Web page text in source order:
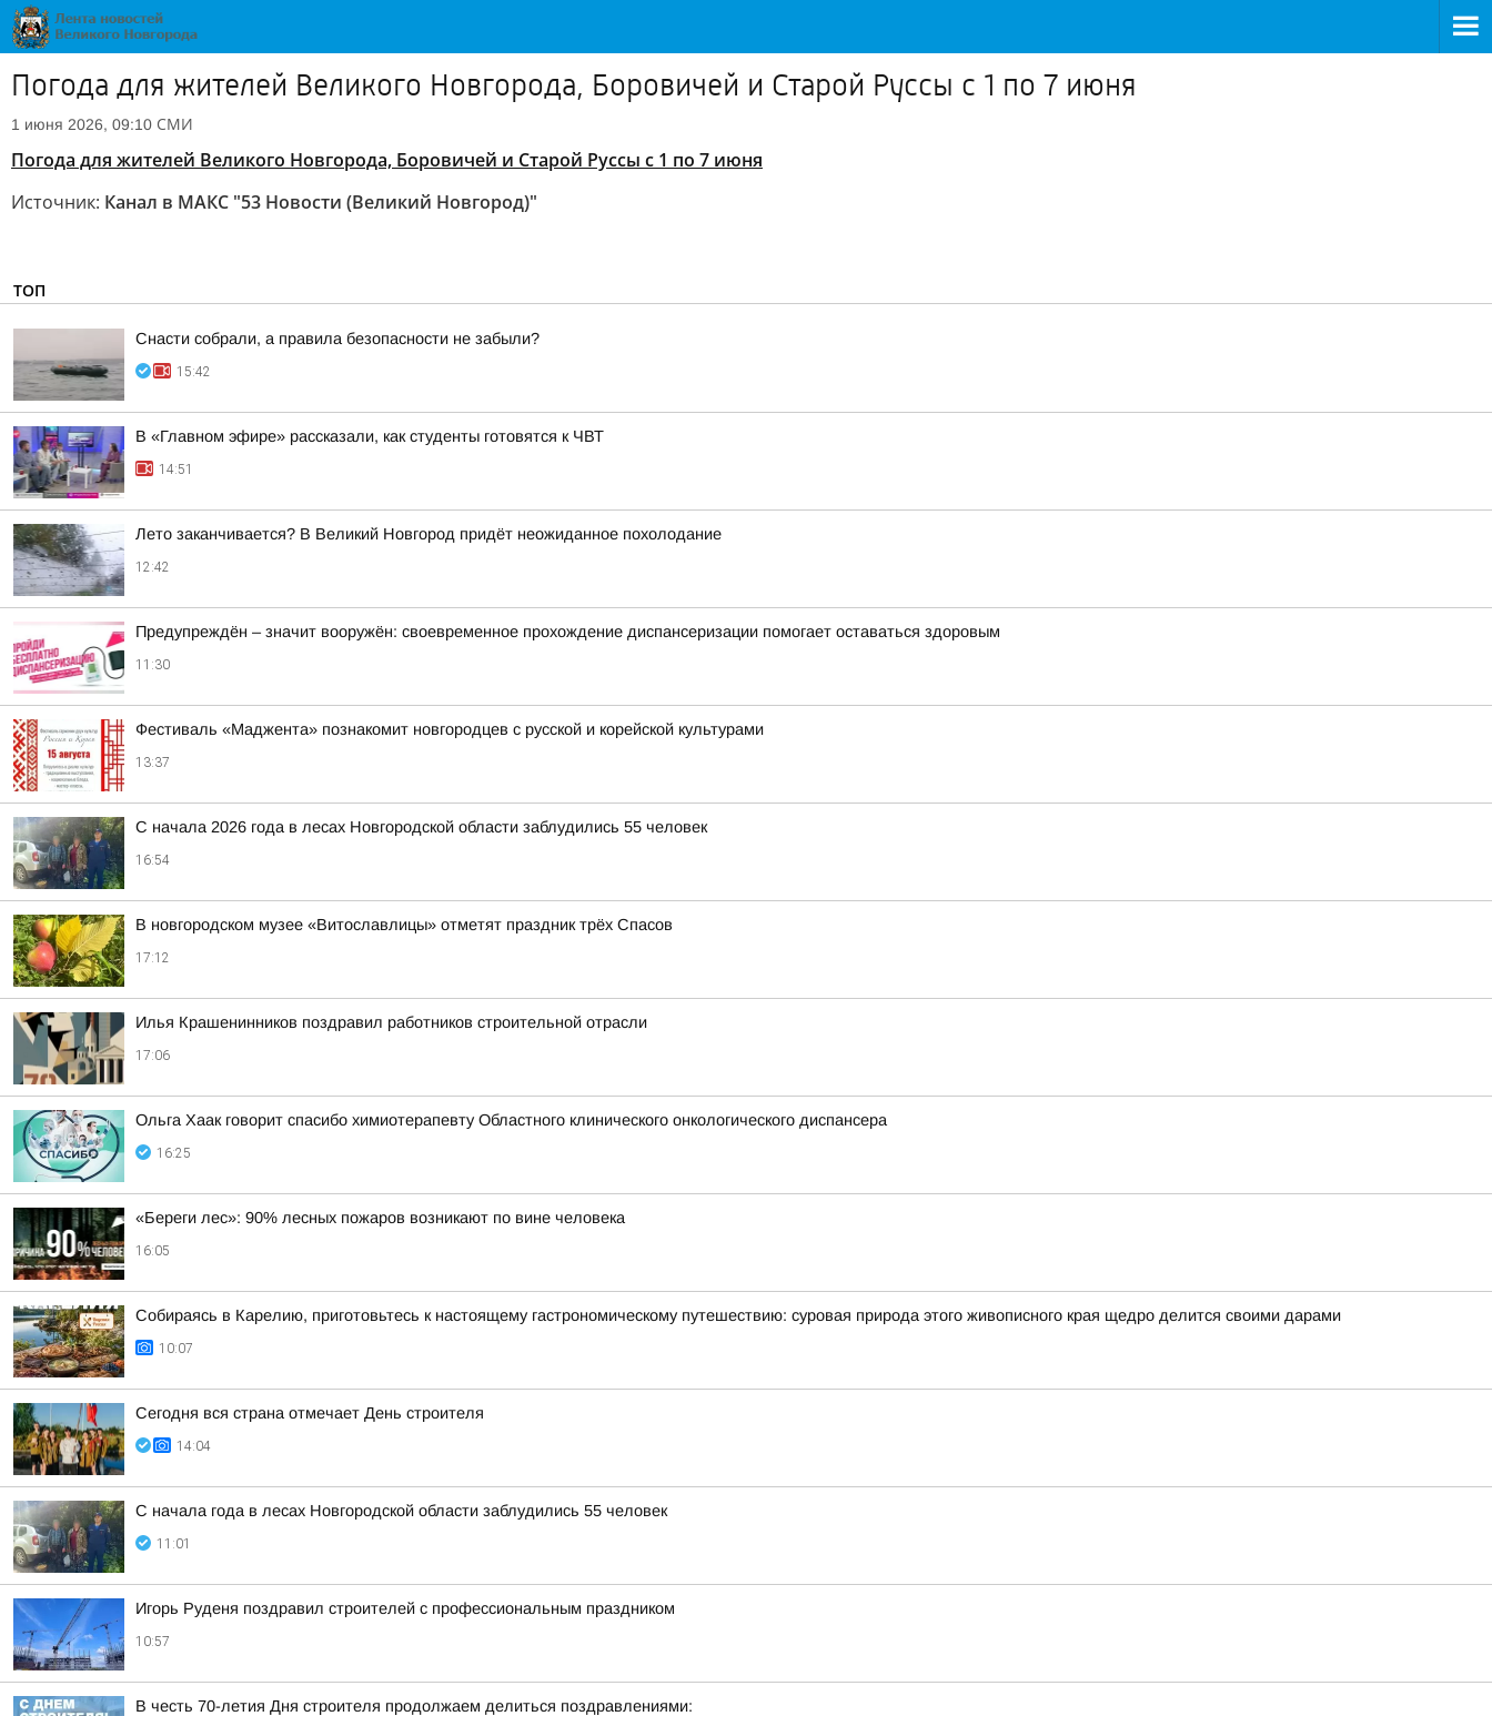
Погода для жителей Великого Новгорода, Боровичей и Старой Руссы с 1 по 7 июня
1 июня 2026, 09:10 СМИ
Погода для жителей Великого Новгорода, Боровичей и Старой Руссы с 1 по 7 июня
Источник: Канал в МАКС "53 Новости (Великий Новгород)"
ТОП
Снасти собрали, а правила безопасности не забыли?
15:42
В «Главном эфире» рассказали, как студенты готовятся к ЧВТ
14:51
Лето заканчивается? В Великий Новгород придёт неожиданное похолодание
12:42
Предупреждён – значит вооружён: своевременное прохождение диспансеризации помогает оставаться здоровым
11:30
Фестиваль «Маджента» познакомит новгородцев с русской и корейской культурами
13:37
С начала 2026 года в лесах Новгородской области заблудились 55 человек
16:54
В новгородском музее «Витославлицы» отметят праздник трёх Спасов
17:12
Илья Крашенинников поздравил работников строительной отрасли
17:06
Ольга Хаак говорит спасибо химиотерапевту Областного клинического онкологического диспансера
16:25
«Береги лес»: 90% лесных пожаров возникают по вине человека
16:05
Собираясь в Карелию, приготовьтесь к настоящему гастрономическому путешествию: суровая природа этого живописного края щедро делится своими дарами
10:07
Сегодня вся страна отмечает День строителя
14:04
С начала года в лесах Новгородской области заблудились 55 человек
11:01
Игорь Руденя поздравил строителей с профессиональным праздником
10:57
В честь 70-летия Дня строителя продолжаем делиться поздравлениями: